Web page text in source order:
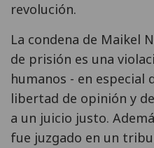
revolución.
La condena de Maikel
de prisión es una
humanos - en especial
libertad de opinión y
a un juicio justo.
fue juzgado en un